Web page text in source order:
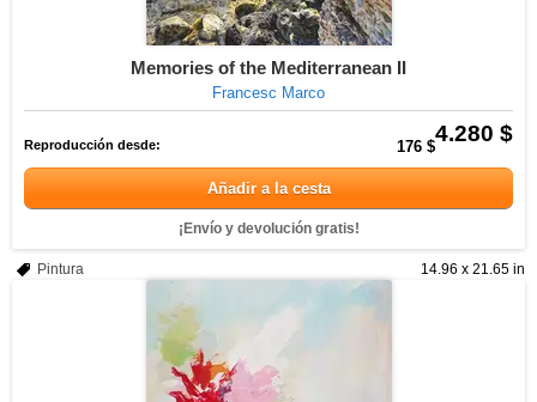
Memories of the Mediterranean II
Francesc Marco
4.280 $
Reproducción desde: 176 $
Añadir a la cesta
¡Envío y devolución gratis!
14.96 x 21.65 in
Pintura